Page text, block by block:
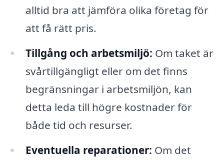
alltid bra att jämföra olika företag för
att få rätt pris.
Tillgång och arbetsmiljö: Om taket är
svårtillgängligt eller om det finns
begränsningar i arbetsmiljön, kan
detta leda till högre kostnader för
både tid och resurser.
Eventuella reparationer: Om det